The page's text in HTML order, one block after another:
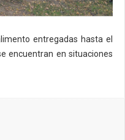
entregadas hasta el
encuentran en situaciones